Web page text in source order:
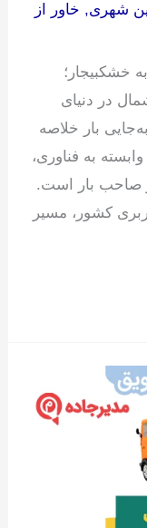
شهری, خاور از
خشکبیجار؛
در دنیای
بار خلاصه
به فناوری،
و صاحب بار است.
کشور، مسیر